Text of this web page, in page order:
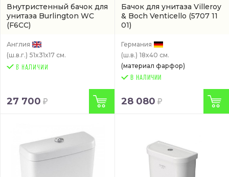
Внутристенный бачок для
унитаза Burlington WC
(F6CC)
Англия
(ш.в.г.) 51x31x17 см.
27 700
Бачок для унитаза Villeroy
& Boch Venticello (5707 11
01)
Германия
(ш.в.) 18x40 см.
(материал фарфор)
В НАЛИЧИИ
28 080